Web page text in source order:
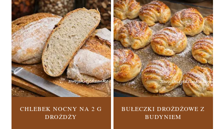
CHLEBEK NOCNY NA 2 G
DROŻDŻY
BUŁECZKI DROŻDŻOWE Z
BUDYNIEM